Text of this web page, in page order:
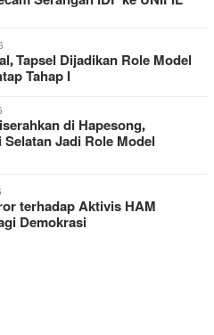
Tapsel Dijadikan Role Model
Tahap I
di Hapesong,
Jadi Role Model
terhadap Aktivis HAM
Demokrasi